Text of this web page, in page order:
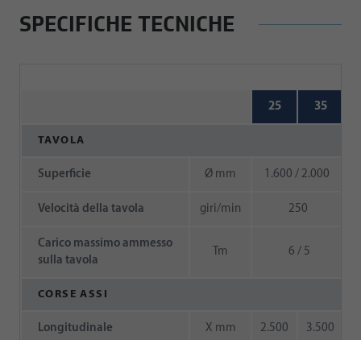
SPECIFICHE TECNICHE
25 35
TAVOLA
Superficie Ø mm 1.600 / 2.000
Velocità della tavola giri/min 250
Carico massimo ammesso
sulla tavola
Tm 6 / 5
CORSE ASSI
Longitudinale X mm 2.500 3.500